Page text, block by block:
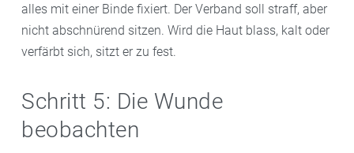
alles mit einer Binde fixiert. Der Verband soll straff, aber
nicht abschnürend sitzen. Wird die Haut blass, kalt oder
verfärbt sich, sitzt er zu fest.
Schritt 5: Die Wunde
beobachten